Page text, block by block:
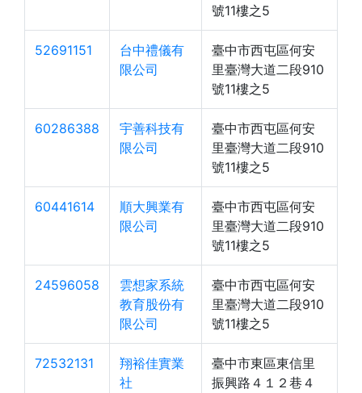
號11樓之5
52691151
台中禮儀有
限公司
臺中市西屯區何安
里臺灣大道二段910
號11樓之5
60286388
宇善科技有
限公司
臺中市西屯區何安
里臺灣大道二段910
號11樓之5
60441614
順大興業有
限公司
臺中市西屯區何安
里臺灣大道二段910
號11樓之5
24596058
雲想家系統
教育股份有
限公司
臺中市西屯區何安
里臺灣大道二段910
號11樓之5
72532131
翔裕佳實業
社
臺中市東區東信里
振興路４１２巷４